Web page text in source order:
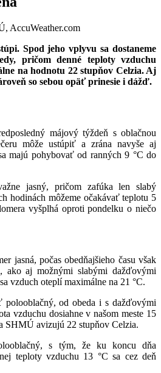
AccuWeather.com
Spod jeho vplyvu sa dostaneme
pričom denné teploty vzduchu
na hodnotu 22 stupňov Celzia. Aj
so sebou opäť prinesie i dážď.
májový týždeň s oblačnou
môže ustúpiť a zrána navyše aj
majú pohybovať od ranných 9 °C do
jasný, pričom zafúka len slabý
hodinách môžeme očakávať teplotu 5
vyšplhá oproti pondelku o niečo
jasná, počas obedňajšieho času však
ako aj možnými slabými dažďovými
vzduch oteplí maximálne na 21 °C.
od obeda i s dažďovými
vzduchu dosiahne v našom meste 15
SHMÚ avizujú 22 stupňov Celzia.
s tým, že ku koncu dňa
teploty vzduchu 13 °C sa cez deň